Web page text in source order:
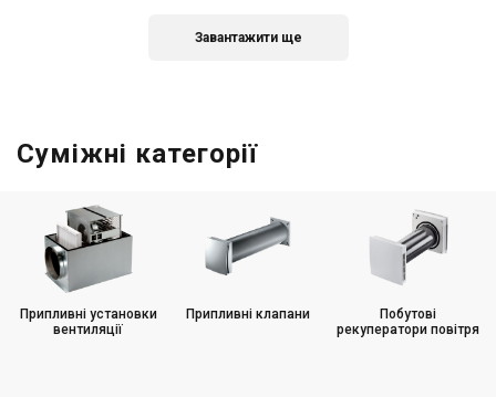
Завантажити ще
Суміжні категорії
Припливні установки
вентиляції
Припливні клапани
Побутові
рекуператори повітря